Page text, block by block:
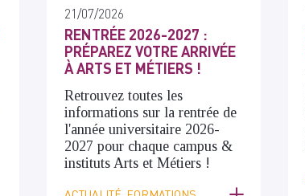
21/07/2026
RENTRÉE 2026-2027 :
PRÉPAREZ VOTRE ARRIVÉE
À ARTS ET MÉTIERS !
Retrouvez toutes les
informations sur la rentrée de
l'année universitaire 2026-
2027 pour chaque campus &
instituts Arts et Métiers !